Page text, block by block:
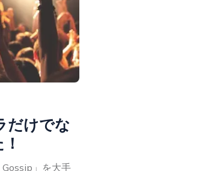
だけでな
」を大手